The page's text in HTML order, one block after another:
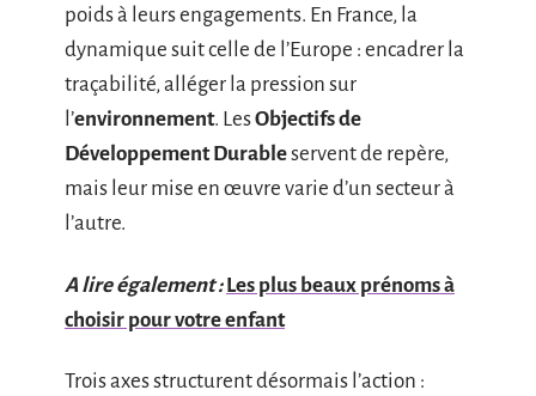
poids à leurs engagements. En France, la
dynamique suit celle de l’Europe : encadrer la
traçabilité, alléger la pression sur
l’environnement. LesObjectifs de
Développement Durableservent de repère,
mais leur mise en œuvre varie d’un secteur à
l’autre.
A lire également : Les plus beaux prénoms à
choisir pour votre enfant
Trois axes structurent désormais l’action :